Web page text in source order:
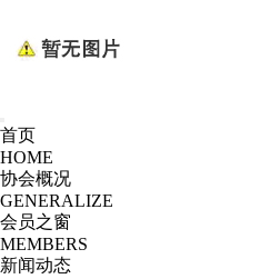
首页
HOME
协会概况
GENERALIZE
会员之窗
MEMBERS
新闻动态